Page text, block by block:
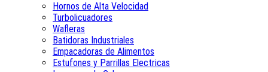
Hornos de Alta Velocidad
Turbolicuadores
Wafleras
Batidoras Industriales
Empacadoras de Alimentos
Estufones y Parrillas Electricas